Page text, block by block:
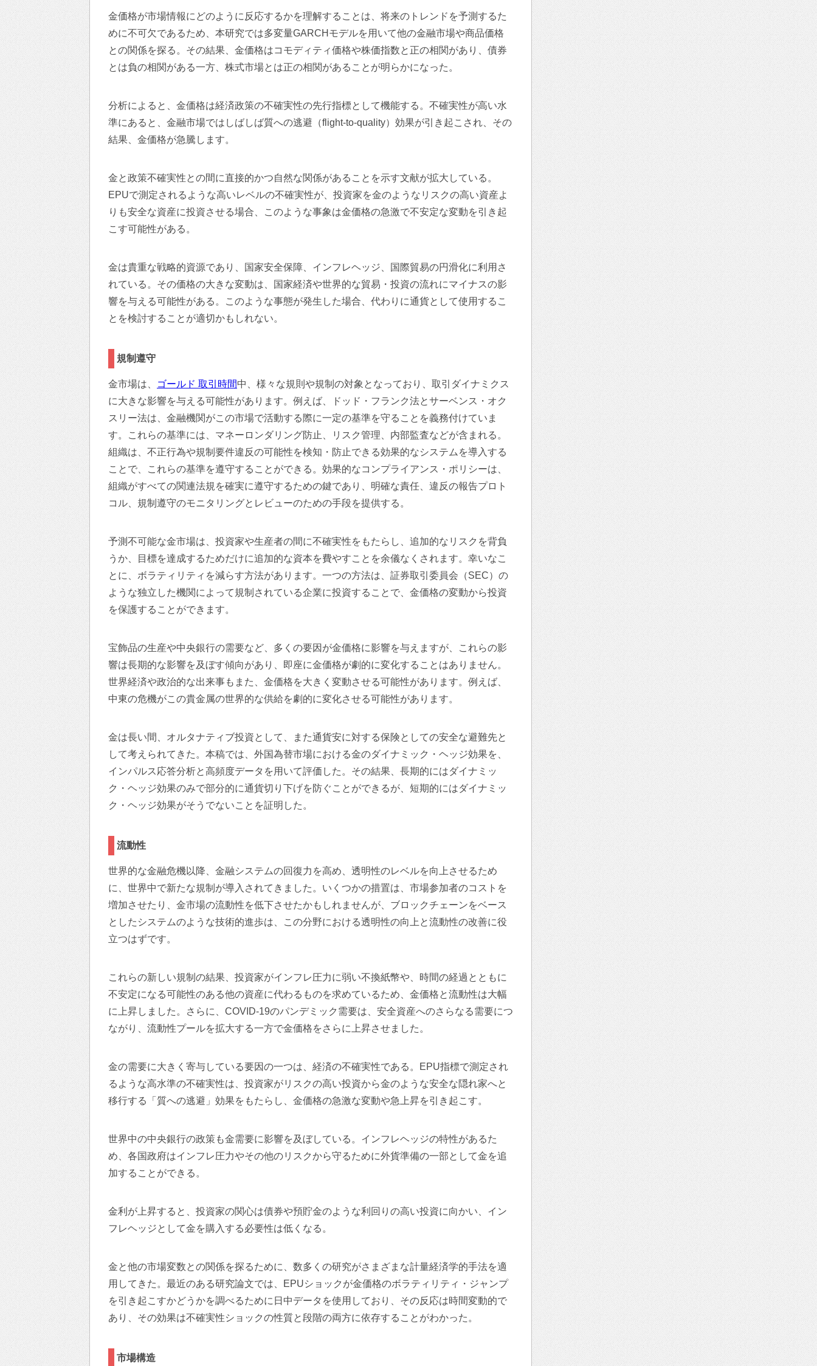
金価格が市場情報にどのように反応するかを理解することは、将来のトレンドを予測するた
めに不可欠であるため、本研究では多変量GARCHモデルを用いて他の金融市場や商品価格
との関係を探る。その結果、金価格はコモディティ価格や株価指数と正の相関があり、債券
とは負の相関がある一方、株式市場とは正の相関があることが明らかになった。
分析によると、金価格は経済政策の不確実性の先行指標として機能する。不確実性が高い水
準にあると、金融市場ではしばしば質への逃避（flight-to-quality）効果が引き起こされ、その
結果、金価格が急騰します。
金と政策不確実性との間に直接的かつ自然な関係があることを示す文献が拡大している。
EPUで測定されるような高いレベルの不確実性が、投資家を金のようなリスクの高い資産よ
りも安全な資産に投資させる場合、このような事象は金価格の急激で不安定な変動を引き起
こす可能性がある。
金は貴重な戦略的資源であり、国家安全保障、インフレヘッジ、国際貿易の円滑化に利用さ
れている。その価格の大きな変動は、国家経済や世界的な貿易・投資の流れにマイナスの影
響を与える可能性がある。このような事態が発生した場合、代わりに通貨として使用するこ
とを検討することが適切かもしれない。
規制遵守
金市場は、 ゴールド 取引時間中、様々な規則や規制の対象となっており、取引ダイナミクス
に大きな影響を与える可能性があります。例えば、ドッド・フランク法とサーベンス・オク
スリー法は、金融機関がこの市場で活動する際に一定の基準を守ることを義務付けていま
す。これらの基準には、マネーロンダリング防止、リスク管理、内部監査などが含まれる。
組織は、不正行為や規制要件違反の可能性を検知・防止できる効果的なシステムを導入する
ことで、これらの基準を遵守することができる。効果的なコンプライアンス・ポリシーは、
組織がすべての関連法規を確実に遵守するための鍵であり、明確な責任、違反の報告プロト
コル、規制遵守のモニタリングとレビューのための手段を提供する。
予測不可能な金市場は、投資家や生産者の間に不確実性をもたらし、追加的なリスクを背負
うか、目標を達成するためだけに追加的な資本を費やすことを余儀なくされます。幸いなこ
とに、ボラティリティを減らす方法があります。一つの方法は、証券取引委員会（SEC）の
ような独立した機関によって規制されている企業に投資することで、金価格の変動から投資
を保護することができます。
宝飾品の生産や中央銀行の需要など、多くの要因が金価格に影響を与えますが、これらの影
響は長期的な影響を及ぼす傾向があり、即座に金価格が劇的に変化することはありません。
世界経済や政治的な出来事もまた、金価格を大きく変動させる可能性があります。例えば、
中東の危機がこの貴金属の世界的な供給を劇的に変化させる可能性があります。
金は長い間、オルタナティブ投資として、また通貨安に対する保険としての安全な避難先と
して考えられてきた。本稿では、外国為替市場における金のダイナミック・ヘッジ効果を、
インパルス応答分析と高頻度データを用いて評価した。その結果、長期的にはダイナミッ
ク・ヘッジ効果のみで部分的に通貨切り下げを防ぐことができるが、短期的にはダイナミッ
ク・ヘッジ効果がそうでないことを証明した。
流動性
世界的な金融危機以降、金融システムの回復力を高め、透明性のレベルを向上させるため
に、世界中で新たな規制が導入されてきました。いくつかの措置は、市場参加者のコストを
増加させたり、金市場の流動性を低下させたかもしれませんが、ブロックチェーンをベース
としたシステムのような技術的進歩は、この分野における透明性の向上と流動性の改善に役
立つはずです。
これらの新しい規制の結果、投資家がインフレ圧力に弱い不換紙幣や、時間の経過とともに
不安定になる可能性のある他の資産に代わるものを求めているため、金価格と流動性は大幅
に上昇しました。さらに、COVID-19のパンデミック需要は、安全資産へのさらなる需要につ
ながり、流動性プールを拡大する一方で金価格をさらに上昇させました。
金の需要に大きく寄与している要因の一つは、経済の不確実性である。EPU指標で測定され
るような高水準の不確実性は、投資家がリスクの高い投資から金のような安全な隠れ家へと
移行する「質への逃避」効果をもたらし、金価格の急激な変動や急上昇を引き起こす。
世界中の中央銀行の政策も金需要に影響を及ぼしている。インフレヘッジの特性があるた
め、各国政府はインフレ圧力やその他のリスクから守るために外貨準備の一部として金を追
加することができる。
金利が上昇すると、投資家の関心は債券や預貯金のような利回りの高い投資に向かい、イン
フレヘッジとして金を購入する必要性は低くなる。
金と他の市場変数との関係を探るために、数多くの研究がさまざまな計量経済学的手法を適
用してきた。最近のある研究論文では、EPUショックが金価格のボラティリティ・ジャンプ
を引き起こすかどうかを調べるために日中データを使用しており、その反応は時間変動的で
あり、その効果は不確実性ショックの性質と段階の両方に依存することがわかった。
市場構造